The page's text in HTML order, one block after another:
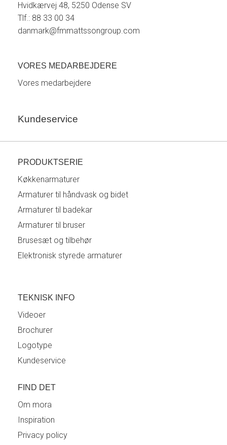
Hvidkærvej 48, 5250 Odense SV
Tlf.: 88 33 00 34
danmark@fmmattssongroup.com
VORES MEDARBEJDERE
Vores medarbejdere
Kundeservice
PRODUKTSERIE
Køkkenarmaturer
Armaturer til håndvask og bidet
Armaturer til badekar
Armaturer til bruser
Brusesæt og tilbehør
Elektronisk styrede armaturer
TEKNISK INFO
Videoer
Brochurer
Logotype
Kundeservice
FIND DET
Om mora
Inspiration
Privacy policy